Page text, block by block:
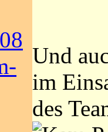
Und
im
des